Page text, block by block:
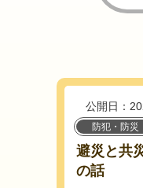
公開日：
防犯・防災
避災と共
の話